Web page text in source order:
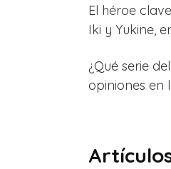
El héroe
Iki y Yukine,
¿Qué serie
opiniones en